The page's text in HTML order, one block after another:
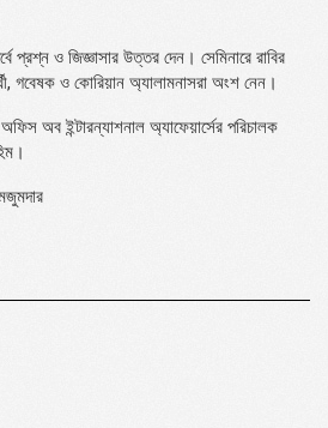
প্রশ্ন ও জিজ্ঞাসার উত্তর দেন। সেমিনারে রাবির
গবেষক ও কোরিয়ান অ্যালামনাসরা অংশ নেন।
অফিস অব ইন্টারন্যাশনাল অ্যাফেয়ার্সের পরিচালক